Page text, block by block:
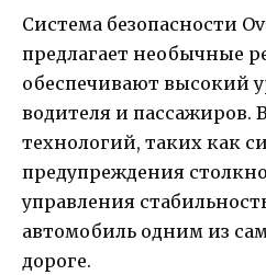
Система безопасности
предлагает необычные
обеспечивают высокий
водителя и пассажиров.
технологий, таких как
предупреждения
управления
автомобиль одним из
дороге.